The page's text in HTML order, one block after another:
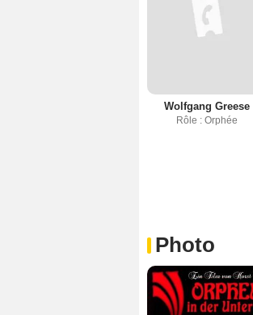
Wolfgang Greese
Rôle : Orphée
Photo